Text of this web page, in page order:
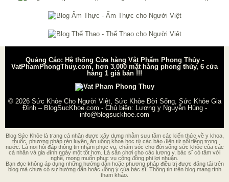
Quảng Cáo: Hệ thống Cửa hàng Vật Phẩm Phong Thủy -
VatPhamPhongThuy.com, hơn 3.000 mặt hàng phong thủy, 6 cửa
hàng 1 giá bán !!!
© 2026 Sức Khỏe Cho Người Việt, Sức Khỏe Đời Sống, Sức Khỏe Gia
Đình – BlogSucKhoe.com - Chủ biên: Lương y Nguyễn Hùng-
info@blogsuckhoe.com
Blog Sức Khỏe là trang cá nhân được xây dựng nhằm sưu tầm các kiến thức về y khoa,
thuốc, phương pháp rèn luyện, ăn uống khoa học từ các báo điện tử nổi tiếng trong
nước. Là nơi hỏi đáp thông tin nhằm phục vụ, chăm sóc cho đời sống sức khỏe của các
cá nhân và gia đình ngày một tốt hơn. Là sân chơi cho các lương y, bác sĩ có tâm với
nghề, mong muốn phục vụ cộng đồng phi lợi nhuận.
Bạn đọc không áp dụng những hướng dẫn hoặc phương pháp điều trị được đăng tải trên
blog mà chưa có sự hướng dẫn hoặc đồng ý của bác sĩ. Thông tin trên blog mang tính
tham khảo.